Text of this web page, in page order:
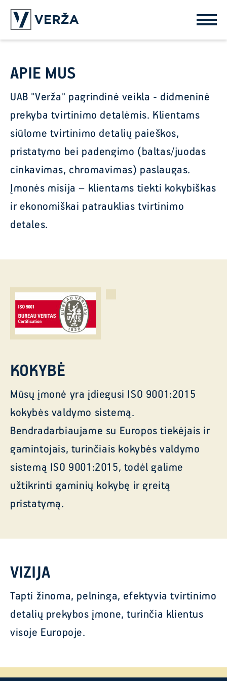
APIE MUS
UAB "Verža" pagrindinė veikla - didmeninė
prekyba tvirtinimo detalėmis. Klientams
siūlome tvirtinimo detalių paieškos,
pristatymo bei padengimo (baltas/juodas
cinkavimas, chromavimas) paslaugas.
Įmonės misija – klientams tiekti kokybiškas
ir ekonomiškai patrauklias tvirtinimo
detales.
KOKYBĖ
Mūsų įmonė yra įdiegusi ISO 9001:2015
kokybės valdymo sistemą.
Bendradarbiaujame su Europos tiekėjais ir
gamintojais, turinčiais kokybės valdymo
sistemą ISO 9001:2015, todėl galime
užtikrinti gaminių kokybę ir greitą
pristatymą.
VIZIJA
Tapti žinoma, pelninga, efektyvia tvirtinimo
detalių prekybos įmone, turinčia klientus
visoje Europoje.